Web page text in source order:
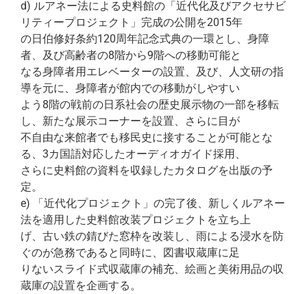
d) ルアネー法による史料館の「近代化及びアクセサビ
リティープロジェクト」完成の公開を2015年
の日伯修好条約120周年記念式典の一環とし、身障
者、及び高齢者の8階から9階への移動可能と
なる身障者用エレベーターの設置、及び、人文研の指
導を元に、身障者が館内での移動がしやすい
よう8階の戦前の日系社会の歴史展示物の一部を移転
し、新たな展示コーナーを設置、さらに目が
不自由な来館者でも移民史に接することが可能とな
る、3カ国語対応したオーディオガイド採用、
さらに史料館の資料を収録したカタログを出版の予
定。
e) 「近代化プロジェクト」の完了後、新しくルアネー
法を適用した史料館改装プロジェクトを立ち上
げ、古い鉄の錆びた窓枠を改装し、雨による浸水を防
ぐのが急務であると同時に、図書収蔵庫に足
りないスライド式収蔵庫の補充、絵画と美術用品の収
蔵庫の設置を企画する。